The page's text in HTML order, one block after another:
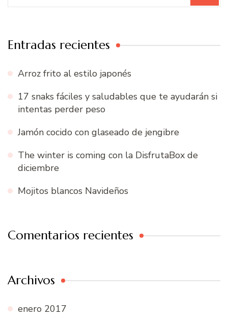
Entradas recientes
Arroz frito al estilo japonés
17 snaks fáciles y saludables que te ayudarán si
intentas perder peso
Jamón cocido con glaseado de jengibre
The winter is coming con la DisfrutaBox de
diciembre
Mojitos blancos Navideños
Comentarios recientes
Archivos
enero 2017